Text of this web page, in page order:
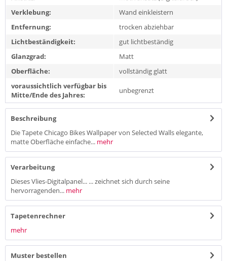
Verklebung:
Wand einkleistern
Entfernung:
trocken abziehbar
Lichtbeständigkeit:
gut lichtbeständig
Glanzgrad:
Matt
Oberfläche:
vollständig glatt
voraussichtlich verfügbar bis
Mitte/Ende des Jahres:
unbegrenzt
Beschreibung
Die Tapete Chicago Bikes Wallpaper von Selected Walls elegante,
matte Oberfläche einfache... mehr
Verarbeitung
Dieses Vlies-Digitalpanel... ... zeichnet sich durch seine
hervorragenden... mehr
Tapetenrechner
mehr
Muster bestellen